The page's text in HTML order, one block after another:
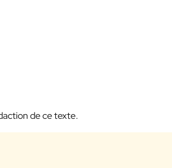
de ce texte.